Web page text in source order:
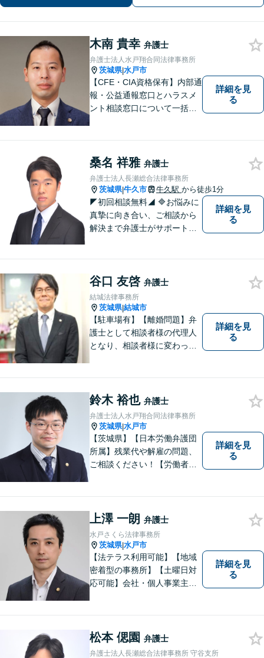
せいただき、まずは弁護士へご相談く
ださい。
木南 貴幸 弁護士
弁護士法人水戸翔合同法律事務所
茨城県|水戸市
【CFE・CIA資格保有】内部通
報・公益通報窓口とハラスメ
ント相談窓口について一括対
詳細を見
る
桑名 祥雅 弁護士
弁護士法人長瀬総合法律事務所
茨城県|牛久市 牛久駅 から徒歩1分
◤初回相談無料◢ 🔷お悩みに
真摯に向き合い、ご相談から
解決まで弁護士がサポートい
の第一歩を踏み出しましょ
う。お気軽にお問い合わせく
ださい。
詳細を見
る
谷口 友啓 弁護士
結城法律事務所
茨城県|結城市
【駐車場有】【離婚問題】弁
護士として相談者様の代理人
となり、相談者様に変わって
解決をサポートさせていただ
きますので、是非ご相談くだ
さい。
詳細を見
る
鈴木 裕也 弁護士
弁護士法人水戸翔合同法律事務所
茨城県|水戸市
【茨城県】【日本労働弁護団
所属】残業代や解雇の問題、
ご相談ください！【労働者側
詳細を見
る
上澤 一朗 弁護士
水戸さくら法律事務所
茨城県|水戸市
【法テラス利用可能】【地域
密着型の事務所】【土曜日対
応可能】会社・個人事業主の
済などに対応しております。
お気軽にご相談ください。
詳細を見
る
松本 偲園 弁護士
弁護士法人長瀬総合法律事務所 守谷支所